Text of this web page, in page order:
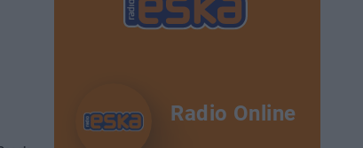
Radio Online